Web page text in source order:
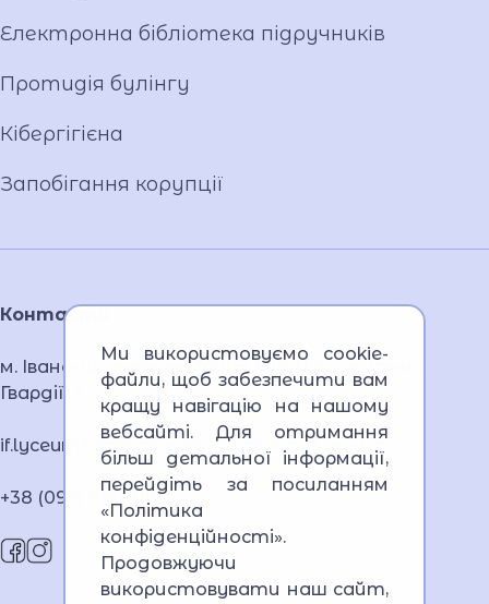
Контакти
м. Івано-Франківськ, 76005, вул. Національної
Гвардії, 3
if.lyceum.bsnpv.mvs@lyceum-if.mvs.gov.ua
+38 (096) 080 3121
Публічна інформація
Електронна бібліотека підручників
Протидія булінгу
Кібергігієна
Запобігання корупції
Ми використовуємо cookie-
файли, щоб забезпечити вам
кращу навігацію на нашому
вебсайті. Для отримання
більш детальної інформації,
перейдіть за посиланням
«Політика
конфіденційності».
Продовжуючи
використовувати наш сайт,